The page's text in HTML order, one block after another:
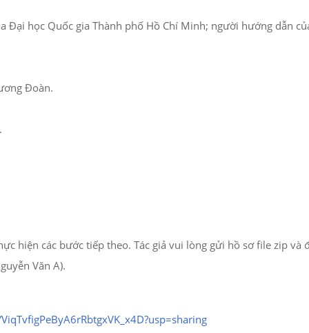
học Quốc gia Thành phố Hồ Chí Minh; người hướng dẫn
Đoàn.
hiện các bước tiếp theo. Tác giả vui lòng gửi hồ sơ file zip và
Văn A).